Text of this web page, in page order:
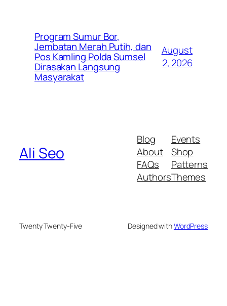
Program Sumur Bor,
Jembatan Merah Putih, dan
Pos Kamling Polda Sumsel
Dirasakan Langsung
Masyarakat
August
2, 2026
Ali Seo
Blog
About
FAQs
Authors
Events
Shop
Patterns
Themes
Twenty Twenty-Five Designed withWordPress